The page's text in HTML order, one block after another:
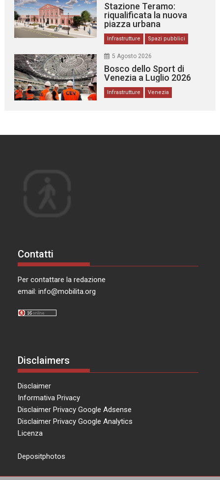
Stazione Teramo:
riqualificata la nuova
piazza urbana
Infrastrutture Spazi pubblici
5 Agosto 2026
Bosco dello Sport di
Venezia a Luglio 2026
Infrastrutture Venezia
Contatti
Per contattare la redazione
email:info@mobilita.org
Disclaimers
Disclaimer
Informativa Privacy
Disclaimer Privacy Google Adsense
Disclaimer Privacy Google Analytics
Licenza
Depositphotos